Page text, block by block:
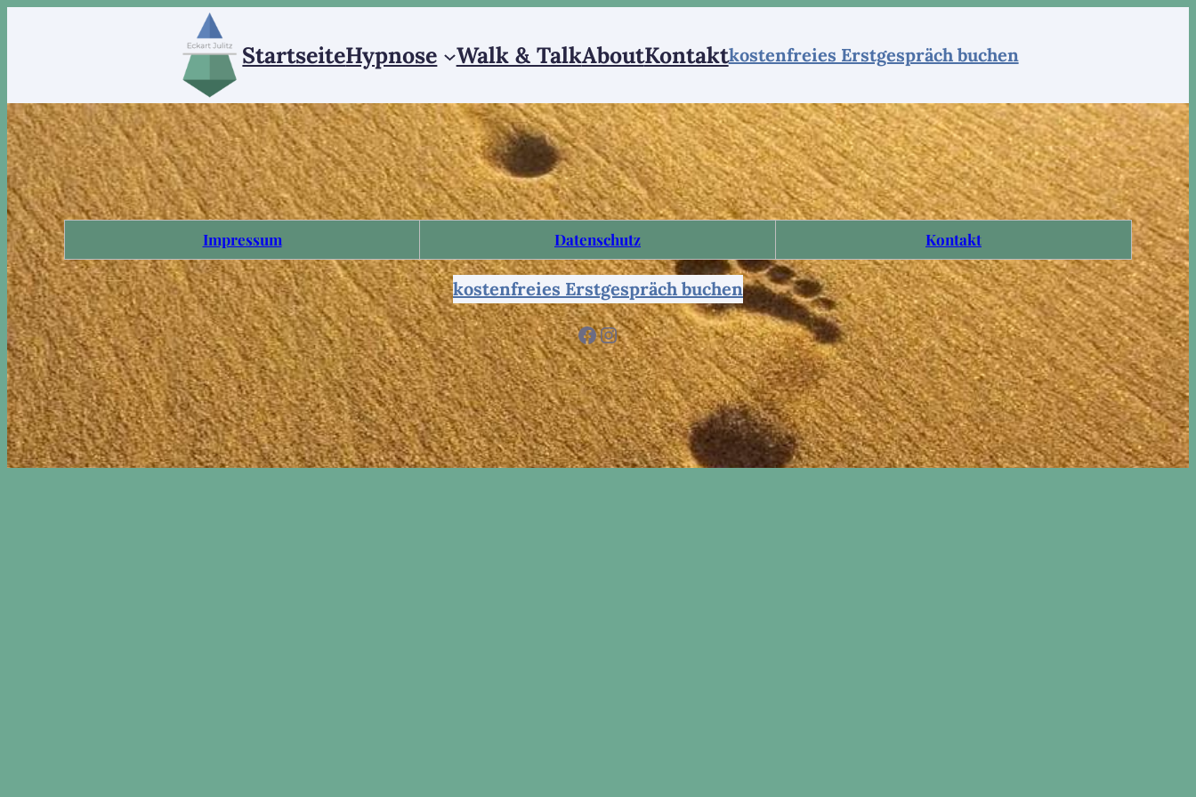
StartseiteHypnose Walk & TalkAboutKontaktkostenfreies Erstgespräch buchen
Impressum Datenschutz Kontakt
kostenfreies Erstgespräch buchen
Facebook
Instagram